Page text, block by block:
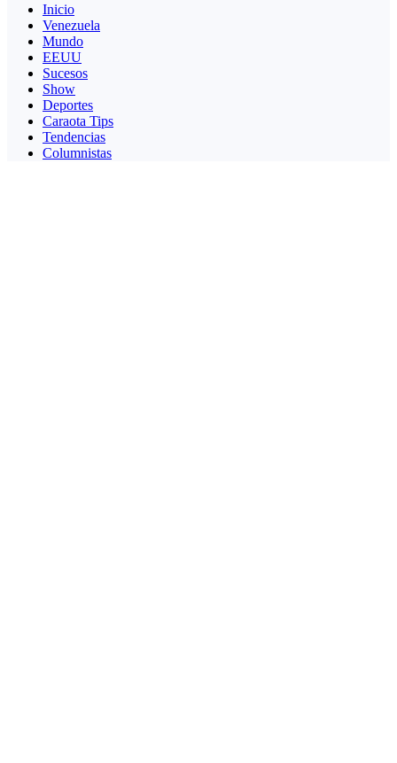
Inicio
Venezuela
Mundo
EEUU
Sucesos
Show
Deportes
Caraota Tips
Tendencias
Columnistas